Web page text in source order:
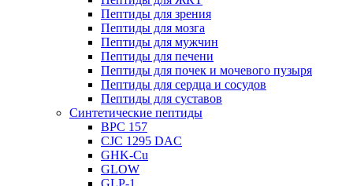
Пептиды для зрения
Пептиды для мозга
Пептиды для мужчин
Пептиды для печени
Пептиды для почек и мочевого пузыря
Пептиды для сердца и сосудов
Пептиды для суставов
Синтетические пептиды
BPC 157
CJC 1295 DAC
GHK-Cu
GLOW